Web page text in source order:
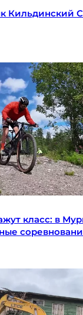
Кильдинский
класс: в